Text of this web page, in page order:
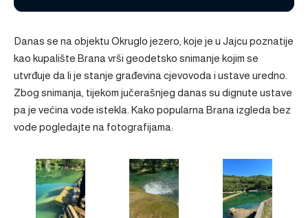
Danas se na objektu Okruglo jezero, koje je u Jajcu poznatije
kao kupalište Brana vrši geodetsko snimanje kojim se
utvrđuje da li je stanje građevina cjevovoda i ustave uredno.
Zbog snimanja, tijekom jučerašnjeg danas su dignute ustave
pa je većina vode istekla. Kako popularna Brana izgleda bez
vode pogledajte na fotografijama: